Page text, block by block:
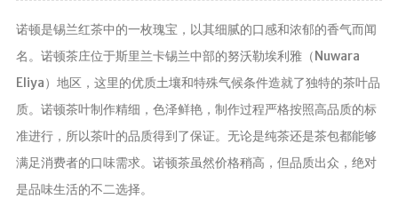
诺顿是锡兰红茶中的一枚瑰宝，以其细腻的口感和浓郁的香气而闻
名。诺顿茶庄位于斯里兰卡锡兰中部的努沃勒埃利雅（Nuwara
Eliya）地区，这里的优质土壤和特殊气候条件造就了独特的茶叶品
质。诺顿茶叶制作精细，色泽鲜艳，制作过程严格按照高品质的标
准进行，所以茶叶的品质得到了保证。无论是纯茶还是茶包都能够
满足消费者的口味需求。诺顿茶虽然价格稍高，但品质出众，绝对
是品味生活的不二选择。
茶叶健康价
值和功效
养生茶
减肥茶
功能茶